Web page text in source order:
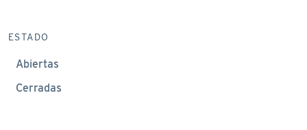
ESTADO
Abiertas
Cerradas